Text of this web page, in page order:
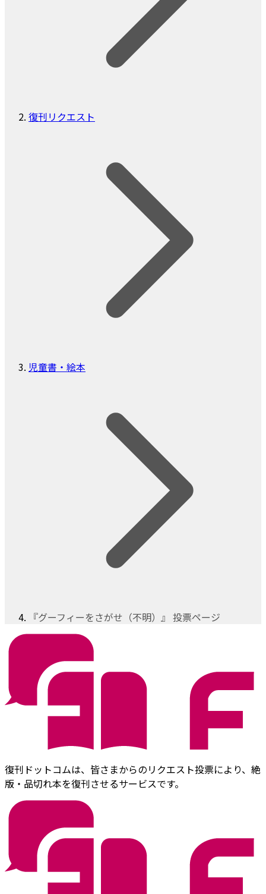
復刊リクエスト
児童書・絵本
『グーフィーをさがせ（不明）』 投票ページ
復刊ドットコムは、皆さまからのリクエスト投票により、絶
版・品切れ本を復刊させるサービスです。